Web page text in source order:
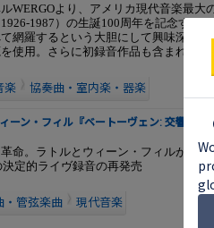
WERGOより、アメリカ現代音楽最大
1987）の生誕100周年を記念する
網羅するという大胆にして興味深すぎ
使用。さらに初録音作品も含まれてい
楽 協奏曲・室内楽・器楽
ーン・フィル『ベートーヴェン: 交響曲
命。ラトルとウィーン・フィルが仕
定的ライヴ録音の再発売
・管弦楽曲 現代音楽